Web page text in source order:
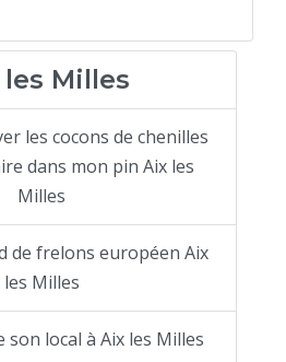
Milles
les cocons de chenilles
dans mon pin Aix les
Milles
de frelons européen Aix
les Milles
local à Aix les Milles